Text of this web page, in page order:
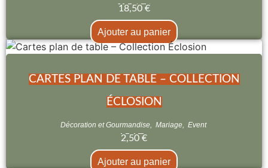
18,50 €
Ajouter au panier
CARTES PLAN DE TABLE – COLLECTION
ÉCLOSION
Décoration et Gourmandise, Mariage, Event
2,50 €
Ajouter au panier